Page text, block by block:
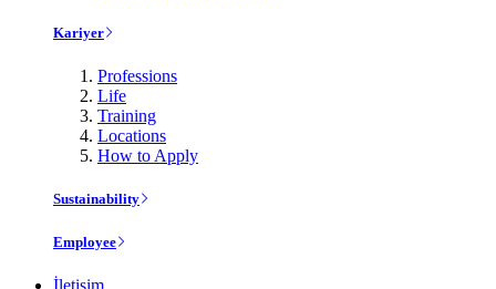
Kariyer
Professions
Life
Training
Locations
How to Apply
Sustainability
Employee
İletişim